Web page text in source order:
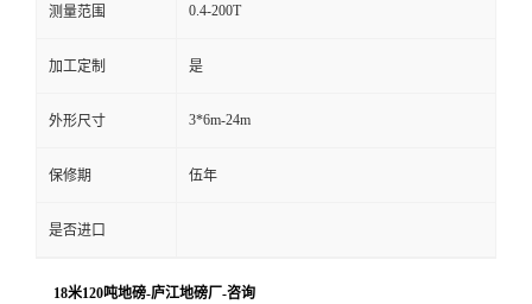
测量范围 0.4-200T
加工定制 是
外形尺寸 3*6m-24m
保修期 伍年
是否进口
18米120吨地磅-庐江地磅厂-咨询